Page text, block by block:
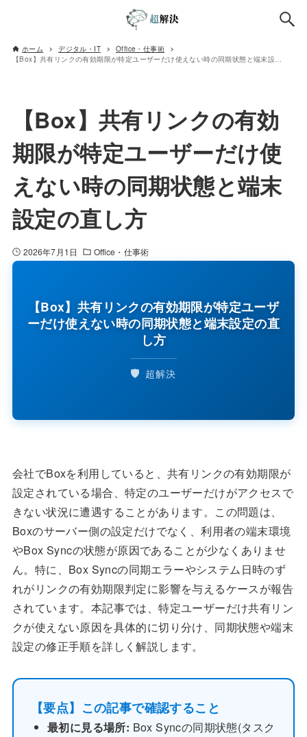
ホーム デジタル・IT
Office・仕事術
【Box】共有リンクの有効期限が特定ユーザーだけ使えない時の同期状態と端末設定の直し方
【Box】共有リンクの有効
期限が特定ユーザーだけ使
えない時の同期状態と端末
設定の直し方
2026年7月1日 Office・仕事術
【Box】共有リンクの有効期限が特定ユーザ
ーだけ使えない時の同期状態と端末設定の直
し方
🛡️ 超解決
会社でBoxを利用していると、共有リンクの有効期限が
設定されている場合、特定のユーザーだけがアクセスで
きない状況に遭遇することがあります。この問題は、
Boxのサーバー側の設定だけでなく、利用者の端末環境
やBox Syncの状態が原因であることが少なくありませ
ん。特に、Box Syncの同期エラーやシステム日時のず
れがリンクの有効期限判定に影響を与えるケースが報告
されています。本記事では、特定ユーザーだけ共有リン
クが使えない原因を具体的に切り分け、同期状態や端末
設定の修正手順を詳しく解説します。
【要点】この記事で確認すること
最初に見る場所: Box Syncの同期状態(タスク